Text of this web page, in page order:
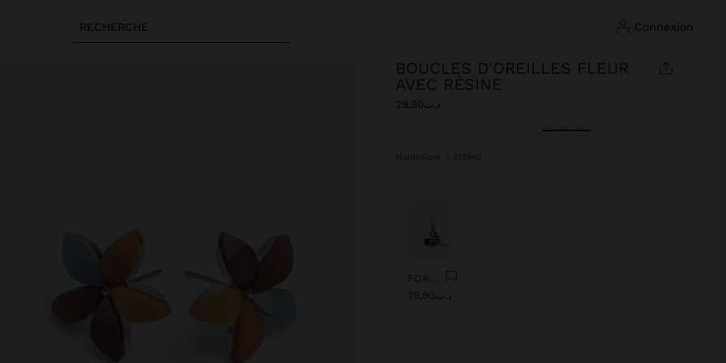
RECHERCHE connexion
BOUCLES D'OREILLES FLEUR
AVEC RÉSINE
د.ت29,90
sélectionné(s)
Multicolore 173549
د.ت79,90